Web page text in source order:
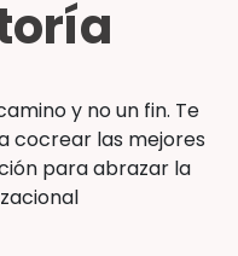
y no un fin. Te
cocrear las mejores
para abrazar la